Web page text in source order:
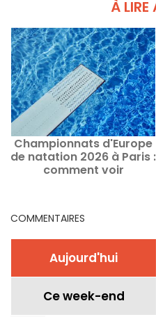
À LIRE
Championnats d'Europe
de natation 2026 à Paris :
comment voir
COMMENTAIRES
Aujourd'hui
Ce week-end